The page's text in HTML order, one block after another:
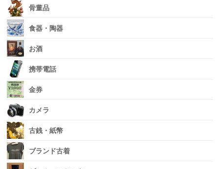
骨董品
食器・陶器
お酒
携帯電話
金券
カメラ
古銭・紙幣
ブランド古着